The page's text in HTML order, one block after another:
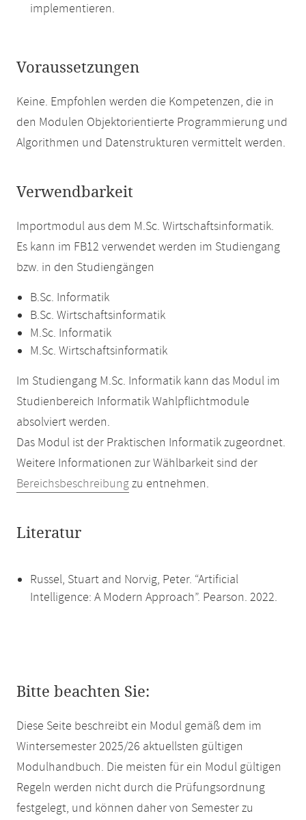
implementieren.
Voraussetzungen
Keine. Empfohlen werden die Kompetenzen, die in
den Modulen Objektorientierte Programmierung und
Algorithmen und Datenstrukturen vermittelt werden.
Verwendbarkeit
Importmodul aus dem M.Sc. Wirtschaftsinformatik.
Es kann im FB12 verwendet werden im Studiengang
bzw. in den Studiengängen
B.Sc. Informatik
B.Sc. Wirtschaftsinformatik
M.Sc. Informatik
M.Sc. Wirtschaftsinformatik
Im Studiengang M.Sc. Informatik kann das Modul im
Studienbereich Informatik Wahlpflichtmodule
absolviert werden.
Das Modul ist der Praktischen Informatik zugeordnet.
Weitere Informationen zur Wählbarkeit sind der
Bereichsbeschreibungzu entnehmen.
Literatur
Russel, Stuart and Norvig, Peter. “Artificial
Intelligence: A Modern Approach”. Pearson. 2022.
Bitte beachten Sie:
Diese Seite beschreibt ein Modul gemäß dem im
Wintersemester 2025/26 aktuellsten gültigen
Modulhandbuch. Die meisten für ein Modul gültigen
Regeln werden nicht durch die Prüfungsordnung
festgelegt, und können daher von Semester zu